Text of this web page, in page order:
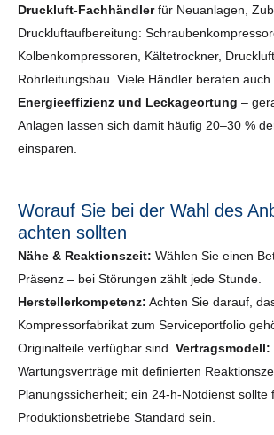
Druckluft-Fachhändlerfür Neuanlagen,
Druckluftaufbereitung:
Kolbenkompressoren, Kältetrockner,
Rohrleitungsbau. Viele Händler beraten auch
Energieeffizienz und Leckageortung –
Anlagen lassen sich damit häufig 20–30 %
einsparen.
Worauf Sie bei der Wahl des
achten sollten
Nähe & Reaktionszeit: Wählen Sie einen
Präsenz – bei Störungen zählt jede Stunde.
Herstellerkompetenz: Achten Sie darauf,
Kompressorfabrikat zum Serviceportfolio
Originalteile verfügbar sind. Vertragsmodell:
Wartungsverträge mit definierten
Planungssicherheit; ein 24-h-Notdienst sollte
Produktionsbetriebe Standard sein.